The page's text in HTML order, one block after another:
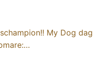
My Dog dag